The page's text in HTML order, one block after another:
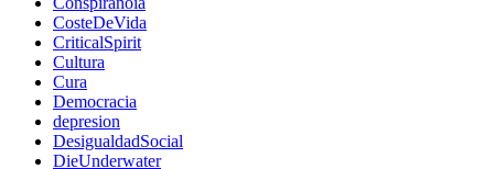
CosteDeVida
CriticalSpirit
Cultura
Cura
Democracia
depresion
DesigualdadSocial
DieUnderwater